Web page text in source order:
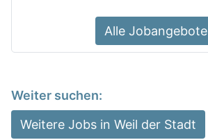
Bauleiter (m/w/d)Alle Jobangebote
Weiter suchen:
Weitere Jobs in Weil der Stadt